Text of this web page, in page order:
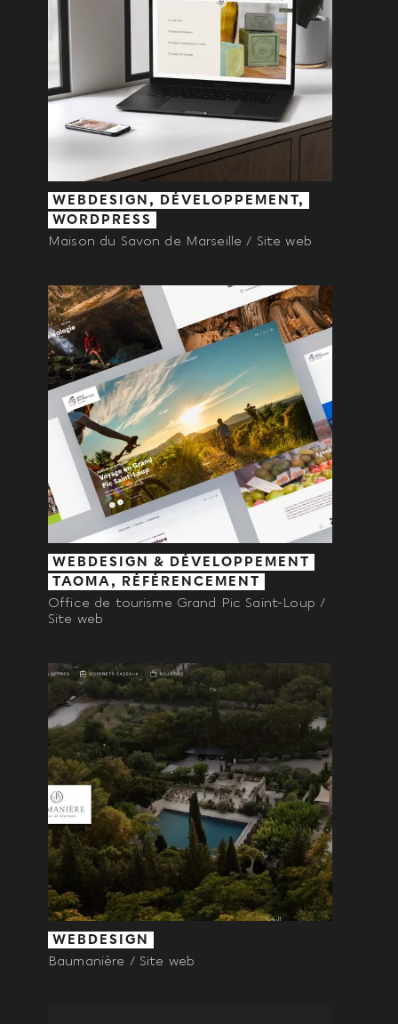
WEBDESIGN, DÉVELOPPEMENT,
WORDPRESS
Maison du Savon de Marseille / Site web
WEBDESIGN & DÉVELOPPEMENT
TAOMA, RÉFÉRENCEMENT
Office de tourisme Grand Pic Saint-Loup /
Site web
WEBDESIGN
Baumanière / Site web